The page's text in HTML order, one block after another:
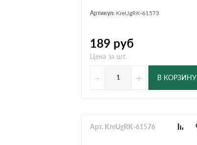
Артикул: KreUgRK-61573
189 руб
Цена за шт.
- + В КОРЗИНУ
Арт. KreUgRK-61576